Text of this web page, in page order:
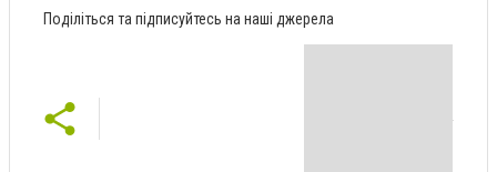
Поділіться та підписуйтесь на наші джерела